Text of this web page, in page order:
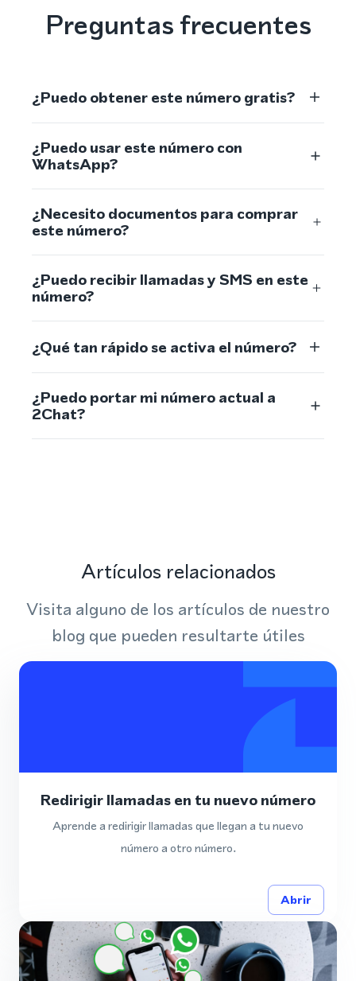
Preguntas frecuentes
¿Puedo obtener este número gratis?
¿Puedo usar este número con
WhatsApp?
¿Necesito documentos para comprar
este número?
¿Puedo recibir llamadas y SMS en este
número?
¿Qué tan rápido se activa el número?
¿Puedo portar mi número actual a
2Chat?
Artículos relacionados
Visita alguno de los artículos de nuestro
blog que pueden resultarte útiles
Redirigir llamadas en tu nuevo número
Aprende a redirigir llamadas que llegan a tu nuevo
número a otro número.
Abrir